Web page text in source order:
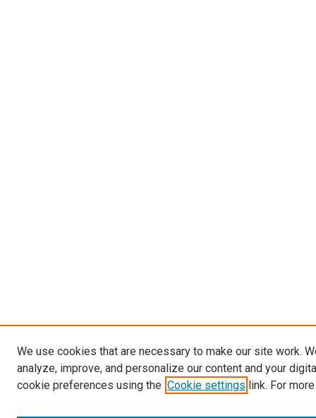
We use cookies that are necessary to make our site work.
analyze, improve, and personalize our content and your
cookie preferences using the Cookie settings link. For